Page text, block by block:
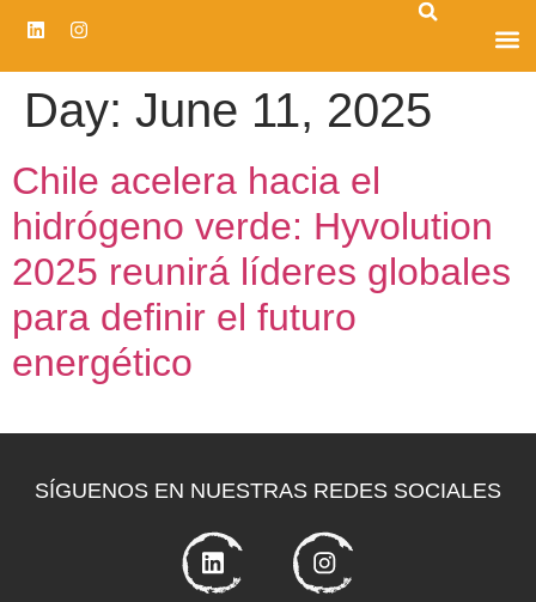
Day: June 11, 2025
Chile acelera hacia el
hidrógeno verde: Hyvolution
2025 reunirá líderes globales
para definir el futuro
energético
SÍGUENOS EN NUESTRAS REDES SOCIALES